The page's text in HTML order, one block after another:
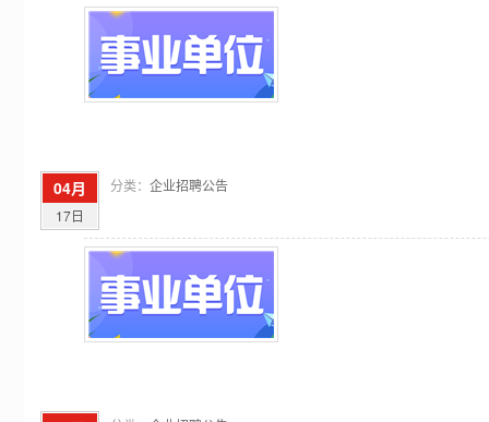
04月
17日
分类： 企业招聘公告